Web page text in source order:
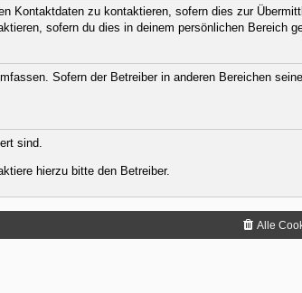
Kontaktdaten zu kontaktieren, sofern dies zur
sofern du dies in deinem persönlichen Bereich
Sofern der Betreiber in anderen Bereichen
sind.
hierzu bitte den Betreiber.
Alle